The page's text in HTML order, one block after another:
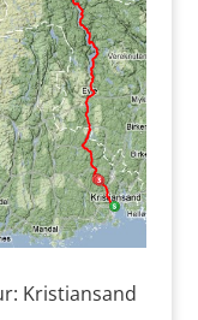
Kristiansand